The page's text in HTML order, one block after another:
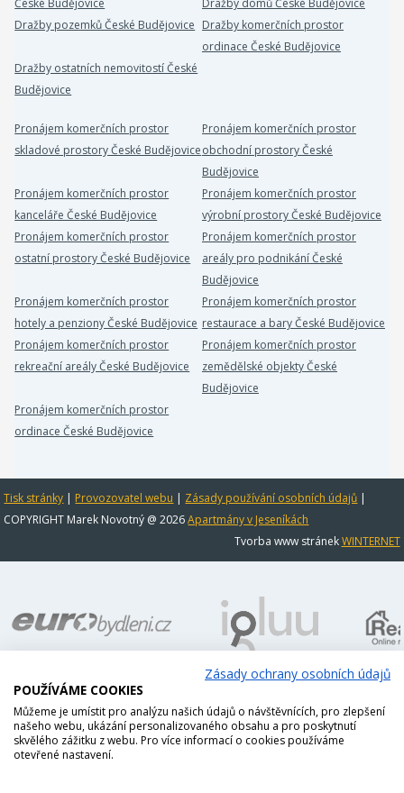
České Budějovice
Dražby domů České Budějovice
Dražby pozemků České Budějovice Dražby komerčních prostor
ordinace České Budějovice
Dražby ostatních nemovitostí České
Budějovice
Pronájem komerčních prostor
skladové prostory České Budějovice
Pronájem komerčních prostor
obchodní prostory České
Budějovice
Pronájem komerčních prostor
kanceláře České Budějovice
Pronájem komerčních prostor
výrobní prostory České Budějovice
Pronájem komerčních prostor
ostatní prostory České Budějovice
Pronájem komerčních prostor
areály pro podnikání České
Budějovice
Pronájem komerčních prostor
hotely a penziony České Budějovice
Pronájem komerčních prostor
restaurace a bary České Budějovice
Pronájem komerčních prostor
rekreační areály České Budějovice
Pronájem komerčních prostor
zemědělské objekty České
Budějovice
Pronájem komerčních prostor
ordinace České Budějovice
Tisk stránky | Provozovatel webu | Zásady používání osobních údajů |
COPYRIGHT Marek Novotný @ 2026Apartmány v Jeseníkách
Tvorba www stránekWINTERNET
Zásady ochrany osobních údajů
POUŽÍVÁME COOKIES
Můžeme je umístit pro analýzu našich údajů o návštěvnících, pro zlepšení
našeho webu, ukázání personalizovaného obsahu a pro poskytnutí
skvělého zážitku z webu. Pro více informací o cookies používáme
otevřené nastavení.